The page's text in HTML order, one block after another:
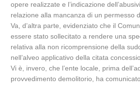
opere realizzate e l’indicazione
relazione alla mancanza di un permesso
Va, d’altra parte, evidenziato che il
essere stato sollecitato a rendere una
relativa alla non ricomprensione della
nell’alveo applicativo della citata
Vi è, invero, che l’ente locale, prima
provvedimento demolitorio, ha